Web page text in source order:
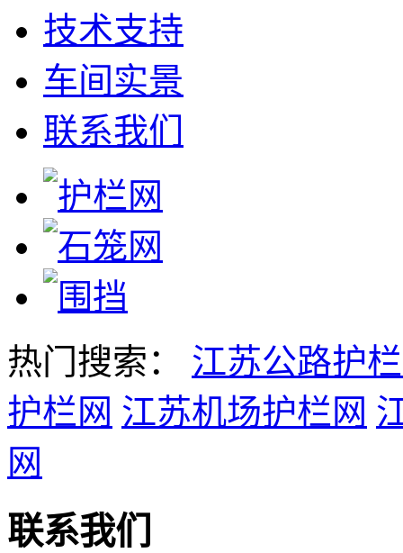
技术支持
车间实景
联系我们
热门搜索： 江苏公路护
护栏网 江苏机场护栏网
网
联系我们